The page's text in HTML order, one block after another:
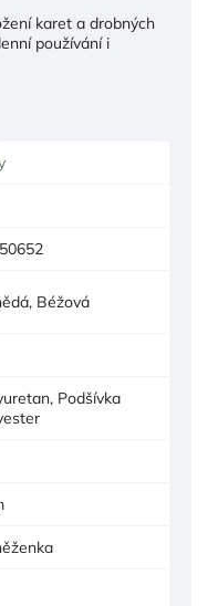
karet a drobných
používání i
Béžová
Podšívka